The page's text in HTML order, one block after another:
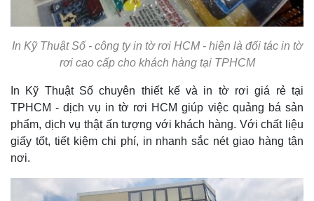
In Kỹ Thuật Số - công ty in tờ rơi HCM - hiện là đối tác in tờ
rơi cao cấp cho khách hàng tại TPHCM
In Kỹ Thuật Số chuyên thiết kế và in tờ rơi giá rẻ tại
TPHCM - dịch vụ in tờ rơi HCM giúp việc quảng bá sản
phẩm, dịch vụ thật ấn tượng với khách hàng. Với chất liệu
giấy tốt, tiết kiệm chi phí, in nhanh sắc nét giao hàng tận
nơi.